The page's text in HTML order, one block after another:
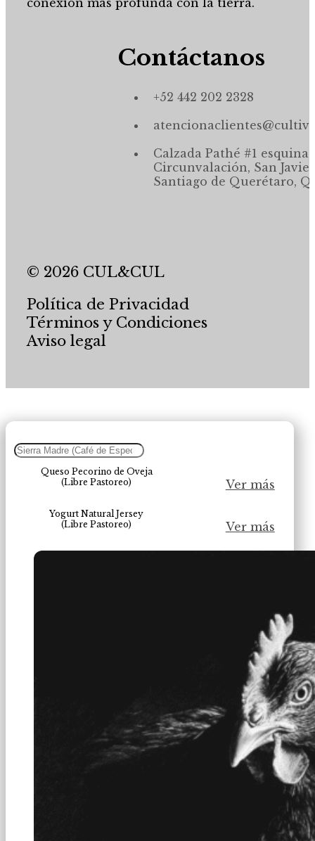
Contáctanos
+52 442 202 2328
Calzada Pathé #1 esquina,
Circunvalación, San
Santiago de Querétaro,
© 2026 CUL&CUL
Política de Privacidad
Términos y Condiciones
Aviso legal
Queso Pecorino de Oveja
(Libre Pastoreo)
Ver más
Yogurt Natural Jersey
(Libre Pastoreo)
Ver más